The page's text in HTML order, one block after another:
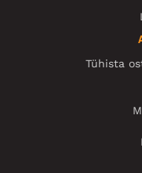
Tühista